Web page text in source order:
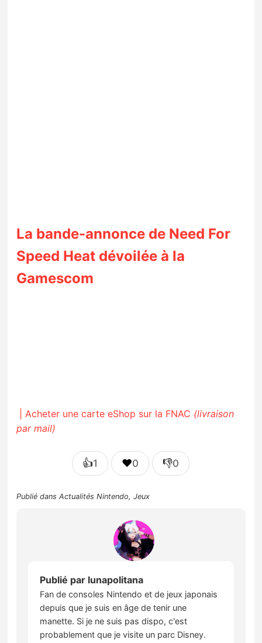
La bande-annonce de Need For
Speed Heat dévoilée à la
Gamescom
| Acheter une carte eShop sur la FNAC (livraison
par mail)
👍1 ❤️0 👎0
Publié dansActualités Nintendo,Jeux
Publié par lunapolitana
Fan de consoles Nintendo et de jeux japonais
depuis que je suis en âge de tenir une
manette. Si je ne suis pas dispo, c'est
probablement que je visite un parc Disney.